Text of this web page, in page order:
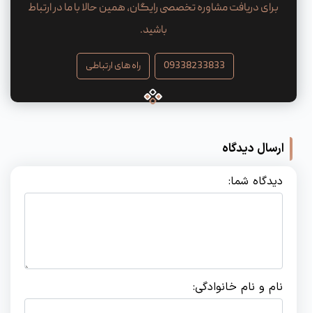
برای دریافت مشاوره تخصصی رایگان، همین حالا با ما در ارتباط
باشید.
09338233833 راه های ارتباطی
ارسال دیدگاه
دیدگاه شما:
نام و نام خانوادگی: